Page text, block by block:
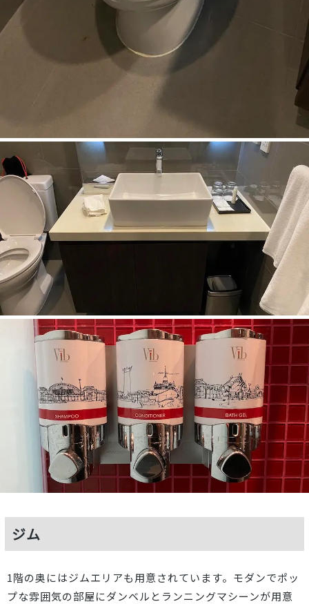
ジム
1階の奥にはジムエリアも用意されています。モダンでポッ
プな雰囲気の部屋にダンベルとランニングマシーンが用意